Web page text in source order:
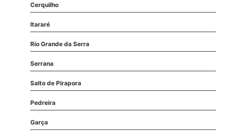
Cerquilho
Itararé
Rio Grande da Serra
Serrana
Salto de Pirapora
Pedreira
Garça